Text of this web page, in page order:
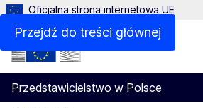
Przejdź do treści głównej
Oficjalna strona internetowa UE
Przedstawicielstwo w Polsce
Menu